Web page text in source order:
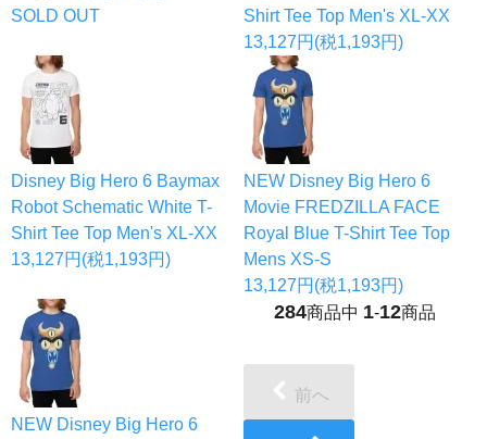
SOLD OUT
Shirt Tee Top Men's XL-XX
13,127円(税1,193円)
Disney Big Hero 6 Baymax
Robot Schematic White T-
Shirt Tee Top Men's XL-XX
13,127円(税1,193円)
NEW Disney Big Hero 6
Movie FREDZILLA FACE
Royal Blue T-Shirt Tee Top
Mens XS-S
13,127円(税1,193円)
NEW Disney Big Hero 6
284商品中 1-12商品
前へ